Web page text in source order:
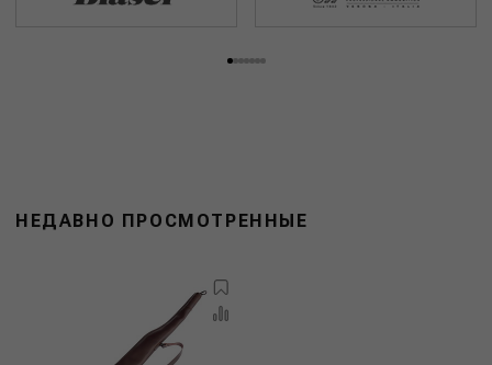
НЕДАВНО ПРОСМОТРЕННЫЕ